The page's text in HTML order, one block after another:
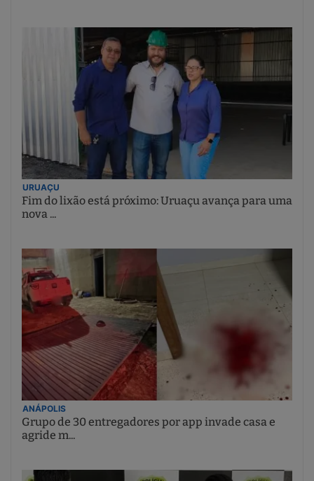
URUAÇU
Fim do lixão está próximo: Uruaçu avança para uma
nova ...
ANÁPOLIS
Grupo de 30 entregadores por app invade casa e
agride m...